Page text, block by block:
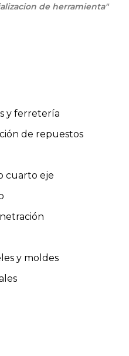
de herramienta"
y ferretería
de repuestos
cuarto eje
y moldes